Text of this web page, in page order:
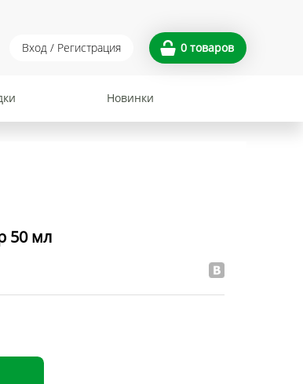
Вход / Регистрация 0 товаров
Новинки
50 мл